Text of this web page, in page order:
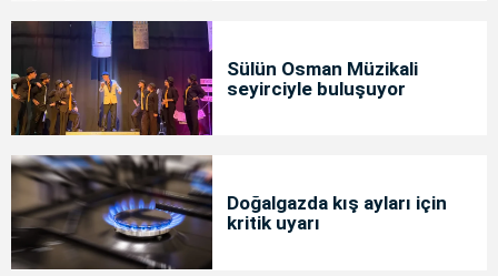
Sülün Osman Müzikali
seyirciyle buluşuyor
Doğalgazda kış ayları için
kritik uyarı